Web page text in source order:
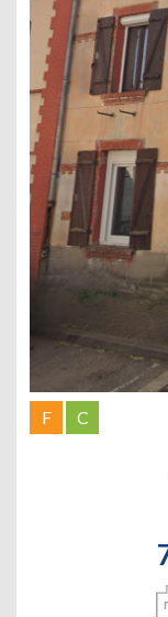
F C